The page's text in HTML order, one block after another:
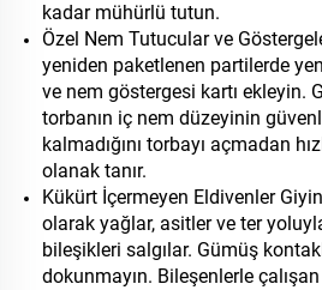
kadar mühürlü tutun.
Özel Nem Tutucular ve
yeniden paketlenen partilerde
ve nem göstergesi kartı ekleyin.
torbanın iç nem düzeyinin
kalmadığını torbayı açmadan
olanak tanır.
Kükürt İçermeyen Eldivenler
olarak yağlar, asitler ve ter
bileşikleri salgılar. Gümüş
dokunmayın. Bileşenlerle